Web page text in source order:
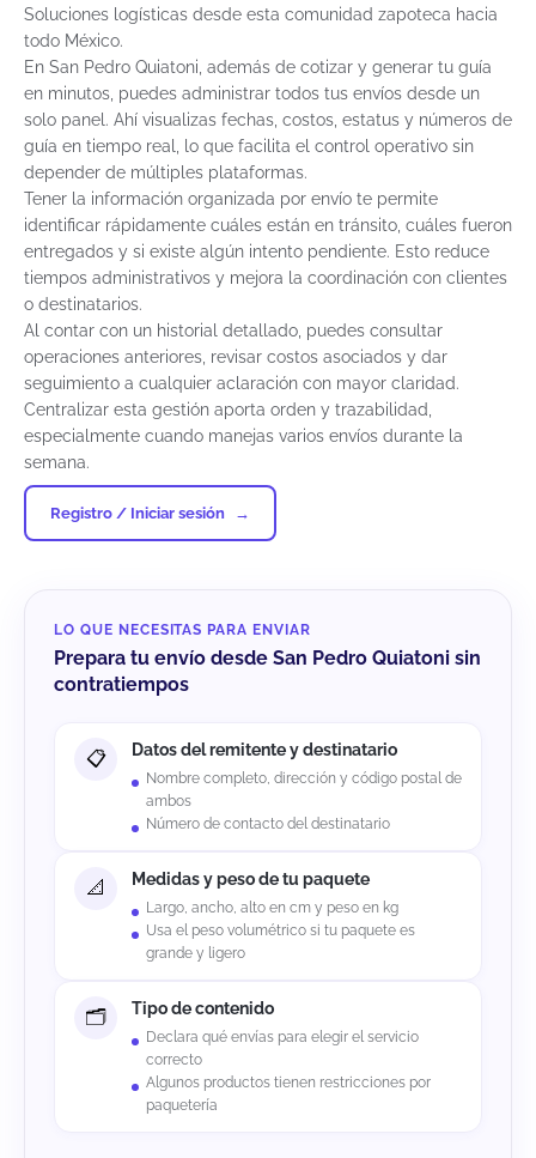
Soluciones logísticas desde esta comunidad zapoteca hacia
todo México.
En San Pedro Quiatoni, además de cotizar y generar tu guía
en minutos, puedes administrar todos tus envíos desde un
solo panel. Ahí visualizas fechas, costos, estatus y números de
guía en tiempo real, lo que facilita el control operativo sin
depender de múltiples plataformas.
Tener la información organizada por envío te permite
identificar rápidamente cuáles están en tránsito, cuáles fueron
entregados y si existe algún intento pendiente. Esto reduce
tiempos administrativos y mejora la coordinación con clientes
o destinatarios.
Al contar con un historial detallado, puedes consultar
operaciones anteriores, revisar costos asociados y dar
seguimiento a cualquier aclaración con mayor claridad.
Centralizar esta gestión aporta orden y trazabilidad,
especialmente cuando manejas varios envíos durante la
semana.
Registro / Iniciar sesión
LO QUE NECESITAS PARA ENVIAR
Prepara tu envío desde San Pedro Quiatoni sin
contratiempos
Datos del remitente y destinatario
Nombre completo, dirección y código postal de
ambos
Número de contacto del destinatario
Medidas y peso de tu paquete
Largo, ancho, alto en cm y peso en kg
Usa el peso volumétrico si tu paquete es
grande y ligero
Tipo de contenido
Declara qué envías para elegir el servicio
correcto
Algunos productos tienen restricciones por
paquetería